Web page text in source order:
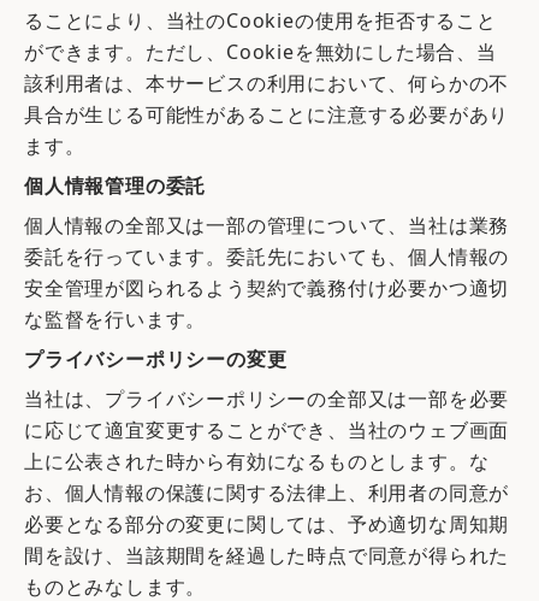
ることにより、当社のCookieの使用を拒否すること
ができます。ただし、Cookieを無効にした場合、当
該利用者は、本サービスの利用において、何らかの不
具合が生じる可能性があることに注意する必要があり
ます。
個人情報管理の委託
個人情報の全部又は一部の管理について、当社は業務
委託を行っています。委託先においても、個人情報の
安全管理が図られるよう契約で義務付け必要かつ適切
な監督を行います。
プライバシーポリシーの変更
当社は、プライバシーポリシーの全部又は一部を必要
に応じて適宜変更することができ、当社のウェブ画面
上に公表された時から有効になるものとします。な
お、個人情報の保護に関する法律上、利用者の同意が
必要となる部分の変更に関しては、予め適切な周知期
間を設け、当該期間を経過した時点で同意が得られた
ものとみなします。